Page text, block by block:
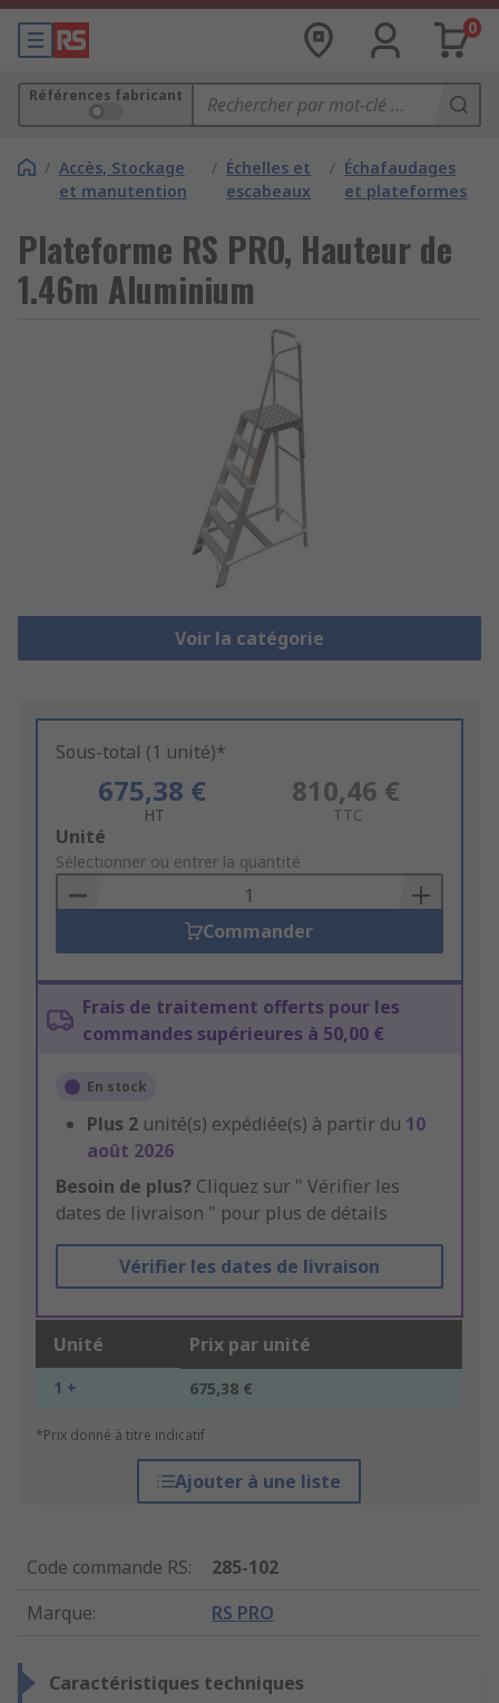
0
Références fabricant
/ Accès, Stockage
et manutention
/ Échelles et
escabeaux
/ Échafaudages
et plateformes
Plateforme RS PRO, Hauteur de
1.46m Aluminium
Voir la catégorie
Sous-total (1 unité)*
675,38 €
HT
810,46 €
TTC
Add
to
Basket
Unité
Sélectionner ou entrer la quantité
Commander
Frais de traitement offerts pour les
commandes supérieures à 50,00 €
En stock
Plus 2 unité(s) expédiée(s) à partir du 10
août 2026
Besoin de plus? Cliquez sur " Vérifier les
dates de livraison " pour plus de détails
Vérifier les dates de livraison
Unité Prix par unité
1 + 675,38 €
*Prix donné à titre indicatif
Ajouter à une liste
Code commande RS:
285-102
Marque: RS PRO
Caractéristiques techniques